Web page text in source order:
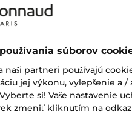
osobný
odber
súborov
naši partneri používajú
jej výkonu, vylepšenie a
si! Vaše nastavenie
zmeniť kliknutím na odkaz